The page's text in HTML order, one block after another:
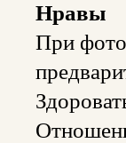
Нравы
При